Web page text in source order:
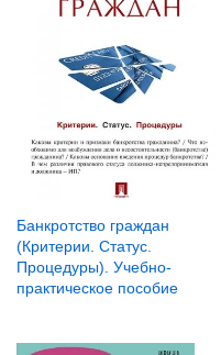
Банкротство граждан
(Критерии. Статус.
Процедуры). Учебно-
практическое пособие